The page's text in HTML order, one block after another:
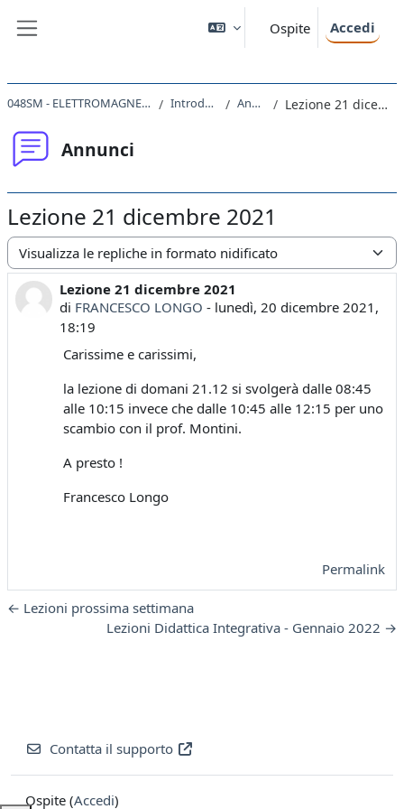
Ospite Accedi
048SM - ELETTROMAGNETISMO 2021 Introduzione Annunci Lezione 21 dicembre 2021
Annunci
Lezione 21 dicembre 2021
Modalità visualizzazione
Lezione 21 dicembre 2021
di FRANCESCO LONGO - lunedì, 20 dicembre 2021,
18:19
Numero di risposte: 0
Carissime e carissimi,
la lezione di domani 21.12 si svolgerà dalle 08:45
alle 10:15 invece che dalle 10:45 alle 12:15 per uno
scambio con il prof. Montini.
A presto !
Francesco Longo
Permalink
← Lezioni prossima settimana
Lezioni Didattica Integrativa - Gennaio 2022 →
Contatta il supporto
Ospite (Accedi)